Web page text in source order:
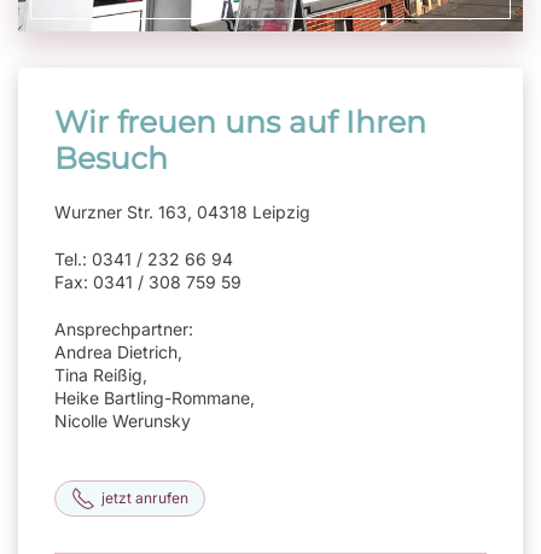
Wir freuen uns auf Ihren
Besuch
Wurzner Str. 163, 04318 Leipzig
Tel.: 0341 / 232 66 94
Fax: 0341 / 308 759 59
Ansprechpartner:
Andrea Dietrich,
Tina Reißig,
Heike Bartling-Rommane,
Nicolle Werunsky
jetzt anrufen